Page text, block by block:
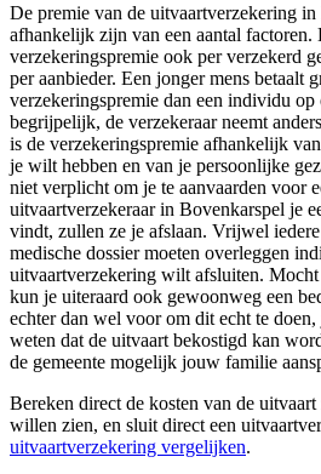
De premie van de uitvaartverzekering
afhankelijk zijn van een aantal factoren.
verzekeringspremie ook per verzekerd
per aanbieder. Een jonger mens betaalt
verzekeringspremie dan een individu
begrijpelijk, de verzekeraar neemt
is de verzekeringspremie afhankelijk
je wilt hebben en van je persoonlijke
niet verplicht om je te aanvaarden voor
uitvaartverzekeraar in Bovenkarspel je
vindt, zullen ze je afslaan. Vrijwel
medische dossier moeten overleggen
uitvaartverzekering wilt afsluiten.
kun je uiteraard ook gewoonweg een
echter dan wel voor om dit echt te
weten dat de uitvaart bekostigd kan
de gemeente mogelijk jouw familie
Bereken direct de kosten van de
willen zien, en sluit direct een
uitvaartverzekering vergelijken.